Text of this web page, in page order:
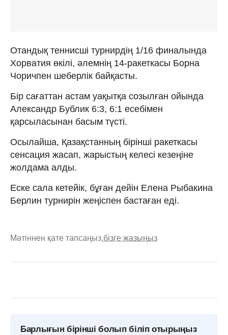
Отандық теннисші турнирдің 1/16 финалында
Хорватия өкілі, әлемнің 14-ракеткасы Борна
Чоричпен шеберлік байқасты.
Бір сағаттан астам уақытқа созылған ойында
Александр Бублик 6:3, 6:1 есебімен
қарсыласынан басым түсті.
Осылайша, Қазақстанның бірінші ракеткасы
сенсация жасап, жарыстың келесі кезеңіне
жолдама алды.
Еске сала кетейік, бұған дейін Елена Рыбакина
Берлин турнирін жеңіспен бастаған еді.
Мәтіннен қате тапсаңыз,бізге жазыңыз
Барлығын бірінші болып біліп отырыңыз